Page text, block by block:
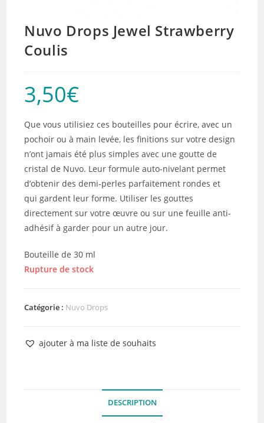
Nuvo Drops Jewel Strawberry
Coulis
3,50€
Que vous utilisiez ces bouteilles pour écrire, avec un
pochoir ou à main levée, les finitions sur votre design
n’ont jamais été plus simples avec une goutte de
cristal de Nuvo. Leur formule auto-nivelant permet
d’obtenir des demi-perles parfaitement rondes et
qui gardent leur forme. Utiliser les gouttes
directement sur votre œuvre ou sur une feuille anti-
adhésif à garder pour un autre jour.
Bouteille de 30 ml
Rupture de stock
Catégorie : Nuvo Drops
ajouter à ma liste de souhaits
DESCRIPTION